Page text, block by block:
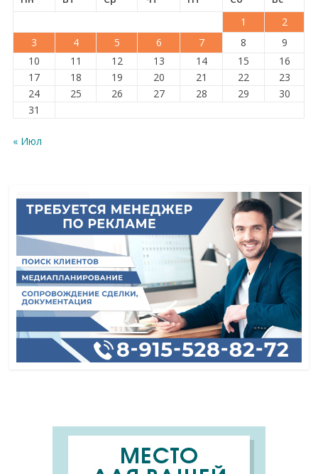
1
2
3
4 5 6 7 8
9
10
11 12 13 14 15
16
17
18 19 20 21 22
23
24
25 26 27 28 29
30
31
« Июл